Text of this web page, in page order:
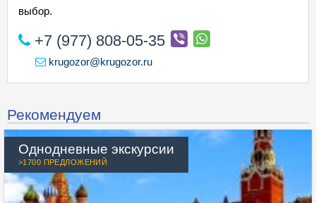
выбор.
+7 (977) 808-05-35
krugozor@krugozor.ru
Рекомендуем
Однодневные экскурсии
>1700 ПРЕДЛОЖЕНИЙ